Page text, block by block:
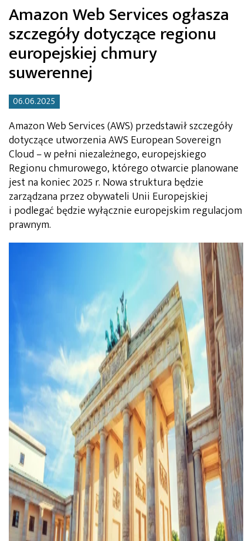
Amazon Web Services ogłasza
szczegóły dotyczące regionu
europejskiej chmury
suwerennej
06.06.2025
Amazon Web Services (AWS) przedstawił szczegóły
dotyczące utworzenia AWS European Sovereign
Cloud – w pełni niezależnego, europejskiego
Regionu chmurowego, którego otwarcie planowane
jest na koniec 2025 r. Nowa struktura będzie
zarządzana przez obywateli Unii Europejskiej
i podlegać będzie wyłącznie europejskim regulacjom
prawnym.